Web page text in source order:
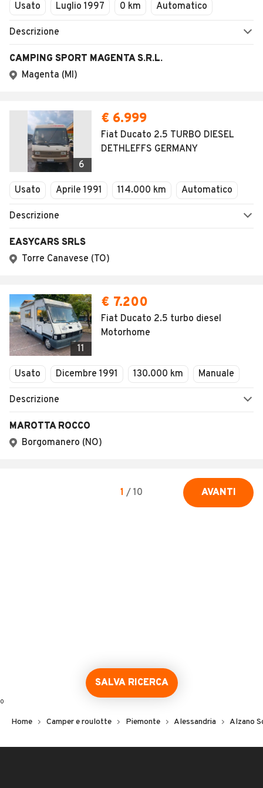
Usato Luglio 1997 0 km Automatico
Descrizione
CAMPING SPORT MAGENTA S.R.L.
Magenta (MI)
6
€ 6.999
Fiat Ducato 2.5 TURBO DIESEL
DETHLEFFS GERMANY
Usato Aprile 1991 114.000 km Automatico
Descrizione
EASYCARS SRLS
Torre Canavese (TO)
11
€ 7.200
Fiat Ducato 2.5 turbo diesel
Motorhome
Usato Dicembre 1991 130.000 km Manuale
Descrizione
MAROTTA ROCCO
Borgomanero (NO)
1 / 10 AVANTI
SALVA RICERCA
0
Home Camper e roulotte Piemonte Alessandria Alzano